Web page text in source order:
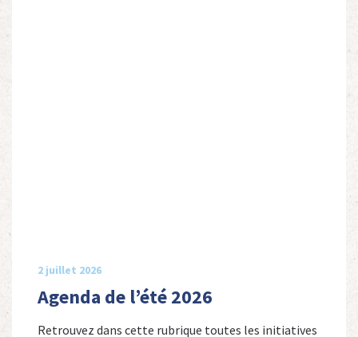
2 juillet 2026
Agenda de l’été 2026
Retrouvez dans cette rubrique toutes les initiatives